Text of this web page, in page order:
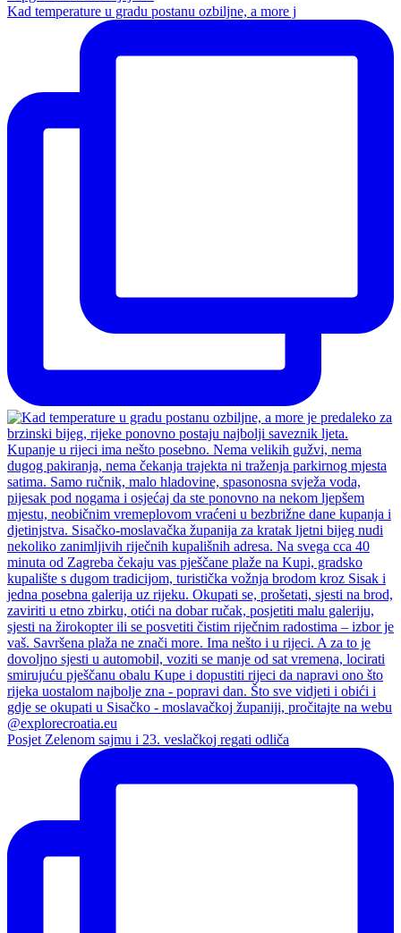
Kad temperature u gradu postanu ozbiljne, a more j
Posjet Zelenom sajmu i 23. veslačkoj regati odliča